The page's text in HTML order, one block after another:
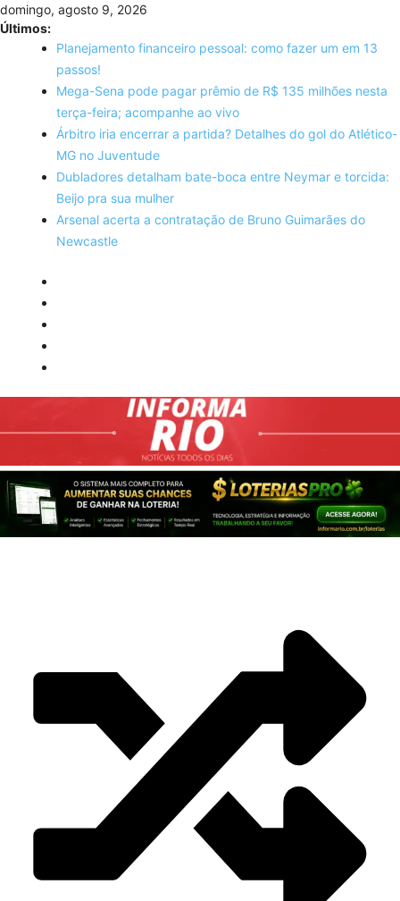
Skip
to
content
domingo, agosto 9, 2026
Últimos:
Planejamento financeiro pessoal: como fazer um em 13
passos!
Mega-Sena pode pagar prêmio de R$ 135 milhões nesta
terça-feira; acompanhe ao vivo
Árbitro iria encerrar a partida? Detalhes do gol do Atlético-
MG no Juventude
Dubladores detalham bate-boca entre Neymar e torcida:
Beijo pra sua mulher
Arsenal acerta a contratação de Bruno Guimarães do
Newcastle